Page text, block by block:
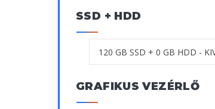
SSD + HDD
GRAFIKUS VEZÉRLŐ